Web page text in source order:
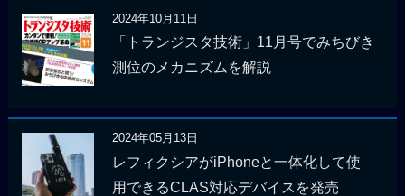
2024年10月11日
「トランジスタ技術」11月号でみちびき
測位のメカニズムを解説
2024年05月13日
レフィクシアがiPhoneと一体化して使
用できるCLAS対応デバイスを発売